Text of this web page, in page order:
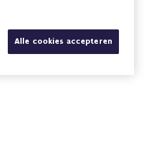
Zoeken
Alle cookies accepteren